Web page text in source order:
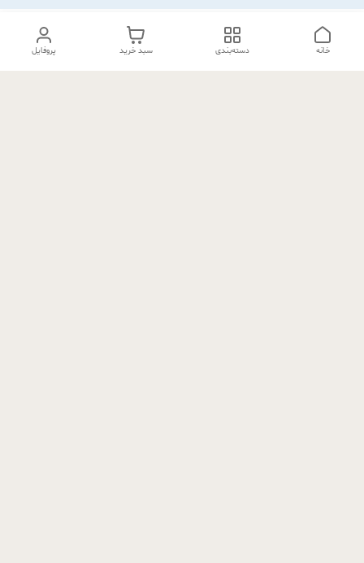
پروفایل سبد خرید دسته‌بندی خانه